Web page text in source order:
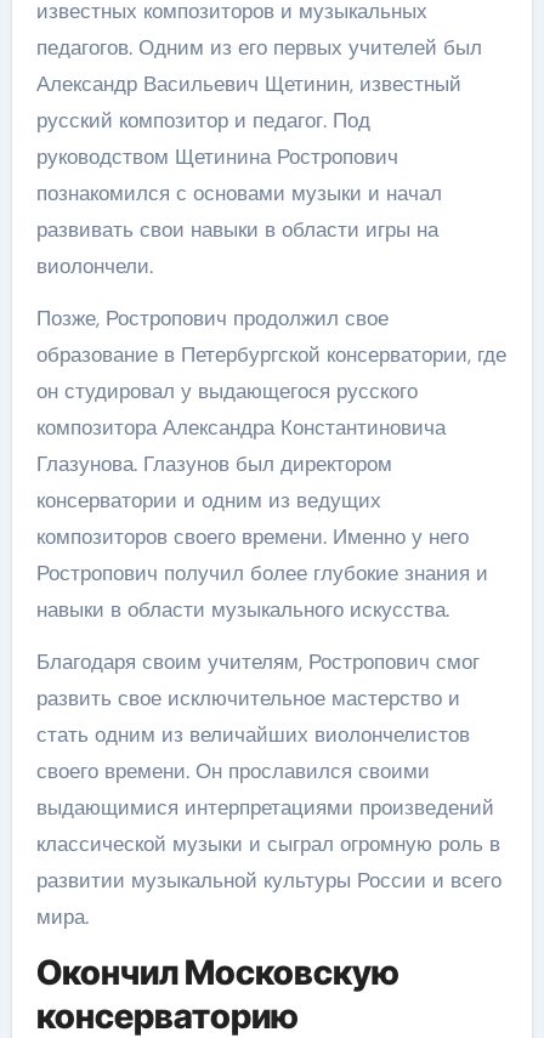
известных композиторов и музыкальных
педагогов. Одним из его первых учителей был
Александр Васильевич Щетинин, известный
русский композитор и педагог. Под
руководством Щетинина Ростропович
познакомился с основами музыки и начал
развивать свои навыки в области игры на
виолончели.
Позже, Ростропович продолжил свое
образование в Петербургской консерватории, где
он студировал у выдающегося русского
композитора Александра Константиновича
Глазунова. Глазунов был директором
консерватории и одним из ведущих
композиторов своего времени. Именно у него
Ростропович получил более глубокие знания и
навыки в области музыкального искусства.
Благодаря своим учителям, Ростропович смог
развить свое исключительное мастерство и
стать одним из величайших виолончелистов
своего времени. Он прославился своими
выдающимися интерпретациями произведений
классической музыки и сыграл огромную роль в
развитии музыкальной культуры России и всего
мира.
Окончил Московскую
консерваторию